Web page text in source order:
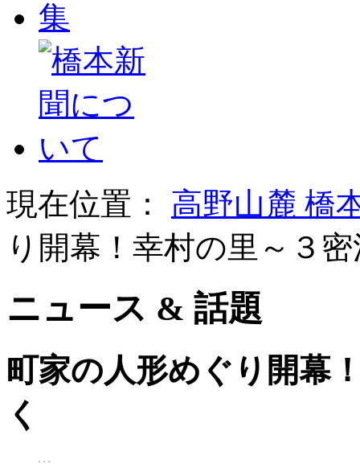
現在位置： 高野山麓 橋
り開幕！幸村の里～３
ニュース & 話題
町家の人形めぐり開幕
く